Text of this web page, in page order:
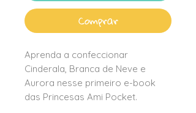
Comprar
Aprenda a confeccionar
Cinderala, Branca de Neve e
Aurora nesse primeiro e-book
das Princesas Ami Pocket.